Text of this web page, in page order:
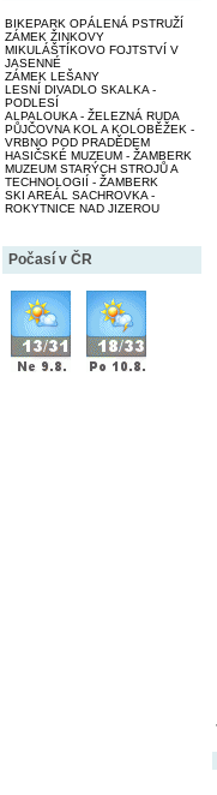
BIKEPARK OPÁLENÁ PSTRUŽÍ
ZÁMEK ŽINKOVY
MIKULÁŠTÍKOVO FOJTSTVÍ V
JASENNÉ
ZÁMEK LEŠANY
LESNÍ DIVADLO SKALKA -
PODLESÍ
ALPALOUKA - ŽELEZNÁ RUDA
PŮJČOVNA KOL A KOLOBĚŽEK -
VRBNO POD PRADĚDEM
HASIČSKÉ MUZEUM - ŽAMBERK
MUZEUM STARÝCH STROJŮ A
TECHNOLOGIÍ - ŽAMBERK
SKI AREÁL SACHROVKA -
ROKYTNICE NAD JIZEROU
Počasí v ČR